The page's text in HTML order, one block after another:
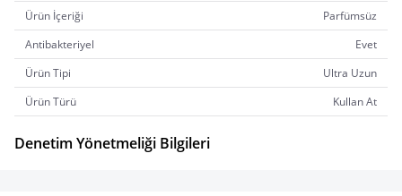
Ürün İçeriği
Parfümsüz
Antibakteriyel
Evet
Ürün Tipi
Ultra Uzun
Ürün Türü
Kullan At
Denetim Yönetmeliği Bilgileri